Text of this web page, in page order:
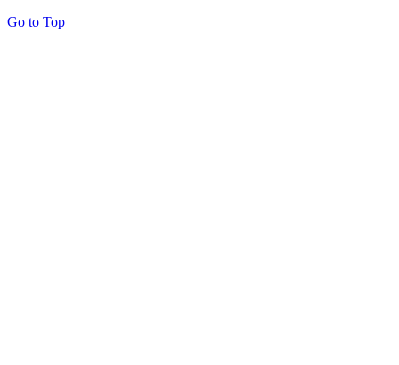
Go to Top